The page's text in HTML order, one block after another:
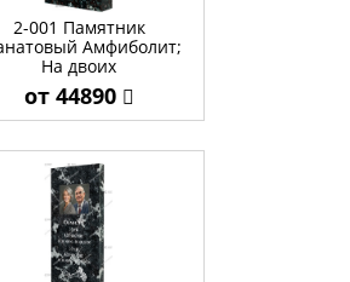
2-001 Памятник
Амфиболит;
На двоих
от 44890